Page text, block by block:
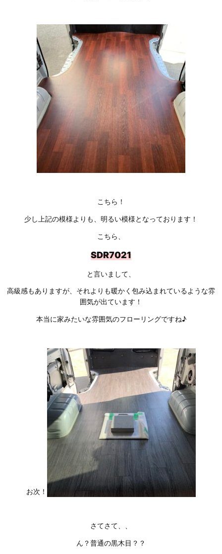
こちら！
少し上記の模様よりも、明るい模様となっております！
こちら、
SDR7021
と言いまして、
高級感もありますが、それよりも暖かく包み込まれているような雰
囲気が出ています！
本当に家みたいな雰囲気のフローリングですね♪
お次！
さてさて、、
ん？普通の黒木目？？